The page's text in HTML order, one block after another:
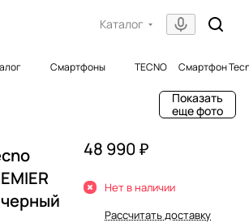
Каталог
Смартфоны TECNO Смартфон
Показать
еще фото
черный
48 990 ₽
Нет в наличии
Рассчитать доставку